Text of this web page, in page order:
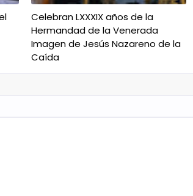
Celebran LXXXIX años de la
Hermandad de la Venerada
Imagen de Jesús Nazareno de la
Caída